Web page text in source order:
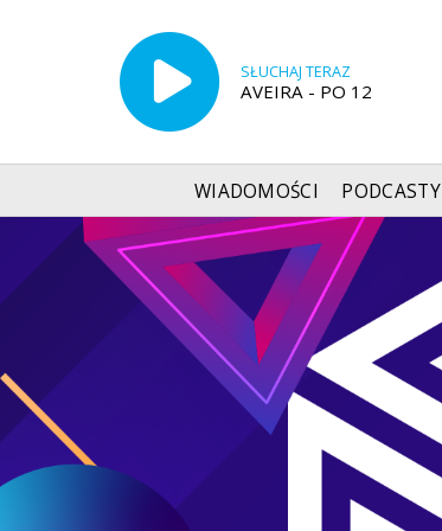
SŁUCHAJ TERAZ
AVEIRA - PO 12
WIADOMOŚCI PODCASTY